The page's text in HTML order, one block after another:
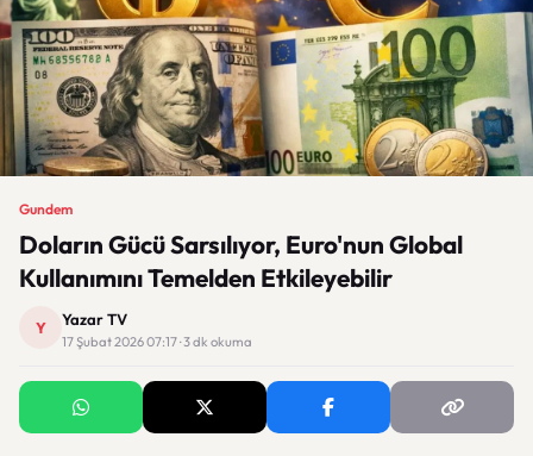
Gundem
Doların Gücü Sarsılıyor, Euro'nun Global
Kullanımını Temelden Etkileyebilir
Y Yazar TV
17 Şubat 2026 07:17 · 3 dk okuma